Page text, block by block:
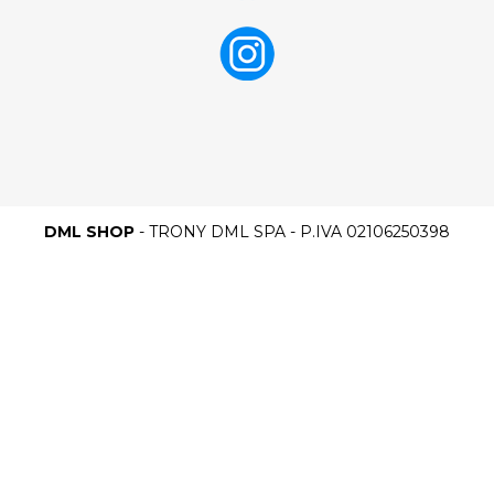
DML SHOP - TRONY DML SPA - P.IVA 02106250398